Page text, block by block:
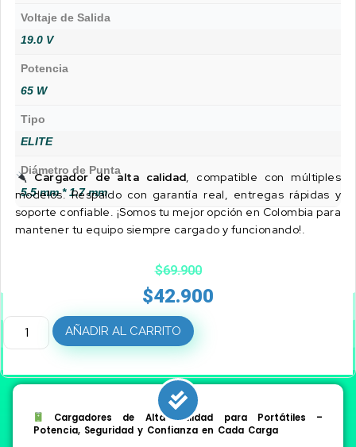
Voltaje de Salida
19.0 V
Potencia
65 W
Tipo
ELITE
Diámetro de Punta
5.5 mm * 1.7 mm
Cargador de alta calidad, compatible con múltiples
modelos. Respaldo con garantía real, entregas rápidas y
soporte confiable. ¡Somos tu mejor opción en Colombia para
mantener tu equipo siempre cargado y funcionando!.
$69.900
$42.900
AÑADIR AL CARRITO
Cargadores de Alta Calidad para Portátiles –
Potencia, Seguridad y Confianza en Cada Carga